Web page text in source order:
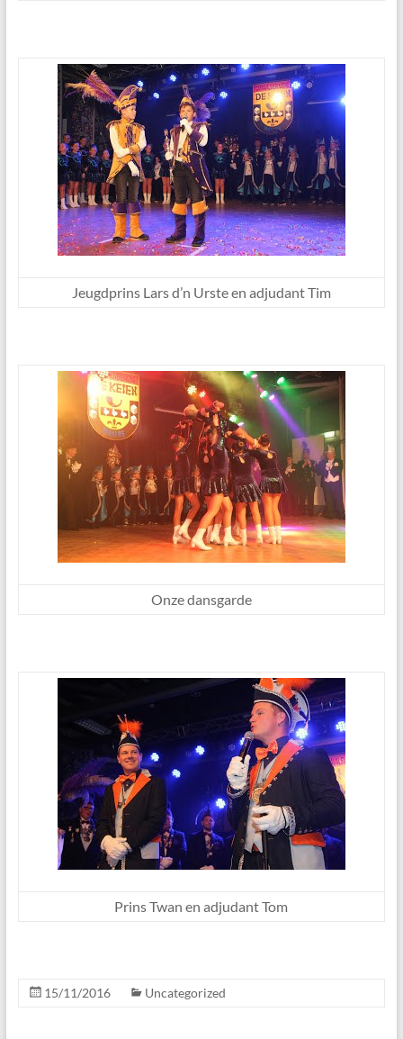
Jeugdprins Lars d’n Urste en adjudant Tim
Onze dansgarde
Prins Twan en adjudant Tom
15/11/2016 Uncategorized